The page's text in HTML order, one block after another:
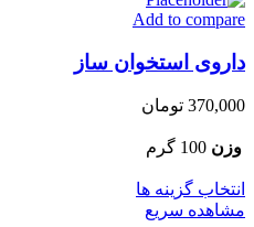
Add to compare
داروی استخوان ساز
370,000 تومان
وزن 100 گرم
انتخاب گزینه ها
مشاهده سریع